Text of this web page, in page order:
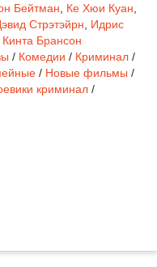
Бейтман Ке Хюи Куан
Стрэтэйрн
Идрис
Кинта Брансон
/ Комедии / Криминал /
/ Новые фильмы /
криминал /